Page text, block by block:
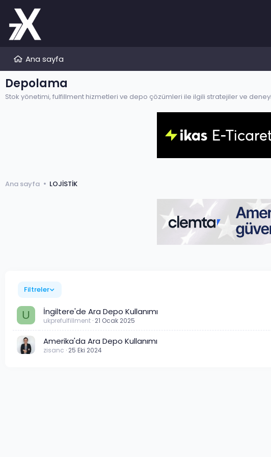
Ana sayfa
Depolama
Stok yönetimi, fulfillment hizmetleri ve depo çözümleri ile ilgili stratejiler ve
Ana sayfa LOJİSTİK
Filtreler
U İngiltere'de Ara Depo Kullanımı
ukprefulfillment 21 Ocak 2025
Amerika'da Ara Depo Kullanımı
zisanc 25 Eki 2024